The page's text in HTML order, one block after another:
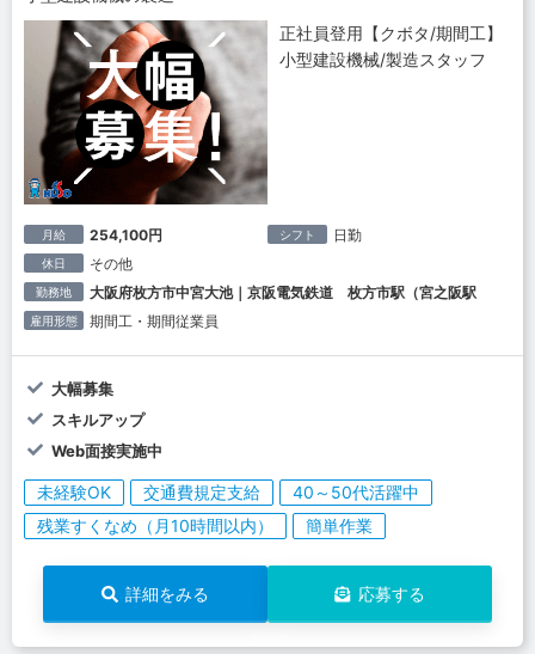
正社員登用【クボタ/期間工】
小型建設機械/製造スタッフ
月給 254,100円 シフト 日勤
休日 その他
勤務地 大阪府枚方市中宮大池｜京阪電気鉄道 枚方市駅（宮之阪駅
雇用形態 期間工・期間従業員
大幅募集
スキルアップ
Web面接実施中
未経験OK 交通費規定支給
40～50代活躍中
残業すくなめ（月10時間以内）
簡単作業
詳細をみる 応募する